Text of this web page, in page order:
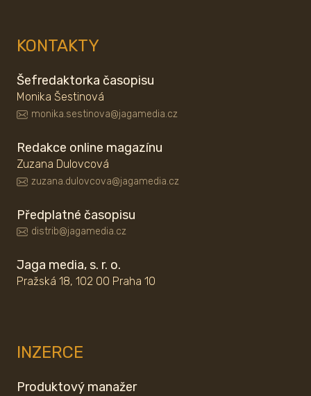
KONTAKTY
Šefredaktorka časopisu
Monika Šestinová
monika.sestinova@jagamedia.cz
Redakce online magazínu
Zuzana Dulovcová
zuzana.dulovcova@jagamedia.cz
Předplatné časopisu
distrib@jagamedia.cz
Jaga media, s. r. o.
Pražská 18, 102 00 Praha 10
INZERCE
Produktový manažer